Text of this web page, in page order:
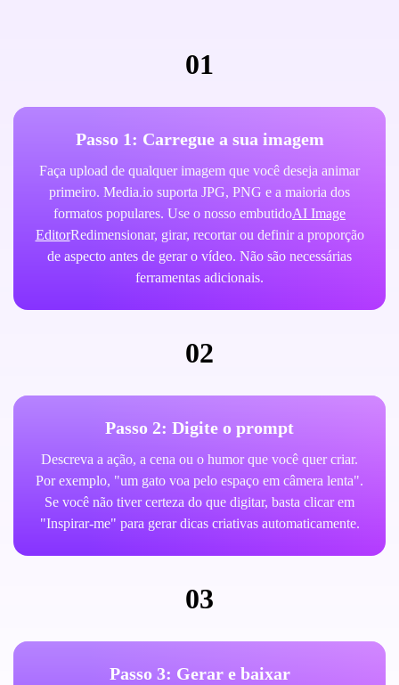
01
Passo 1: Carregue a sua imagem
Faça upload de qualquer imagem que você deseja animar
primeiro. Media.io suporta JPG, PNG e a maioria dos
formatos populares. Use o nosso embutidoAI Image
EditorRedimensionar, girar, recortar ou definir a proporção
de aspecto antes de gerar o vídeo. Não são necessárias
ferramentas adicionais.
02
Passo 2: Digite o prompt
Descreva a ação, a cena ou o humor que você quer criar.
Por exemplo, "um gato voa pelo espaço em câmera lenta".
Se você não tiver certeza do que digitar, basta clicar em
"Inspirar-me" para gerar dicas criativas automaticamente.
03
Passo 3: Gerar e baixar